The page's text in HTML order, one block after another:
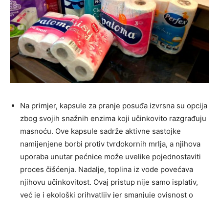
Na primjer, kapsule za pranje posuđa izvrsna su opcija
zbog svojih snažnih enzima koji učinkovito razgrađuju
masnoću. Ove kapsule sadrže aktivne sastojke
namijenjene borbi protiv tvrdokornih mrlja, a njihova
uporaba unutar pećnice može uvelike pojednostaviti
proces čišćenja. Nadalje, toplina iz vode povećava
njihovu učinkovitost. Ovaj pristup nije samo isplativ,
već je i ekološki prihvatljiv jer smanjuje ovisnost o